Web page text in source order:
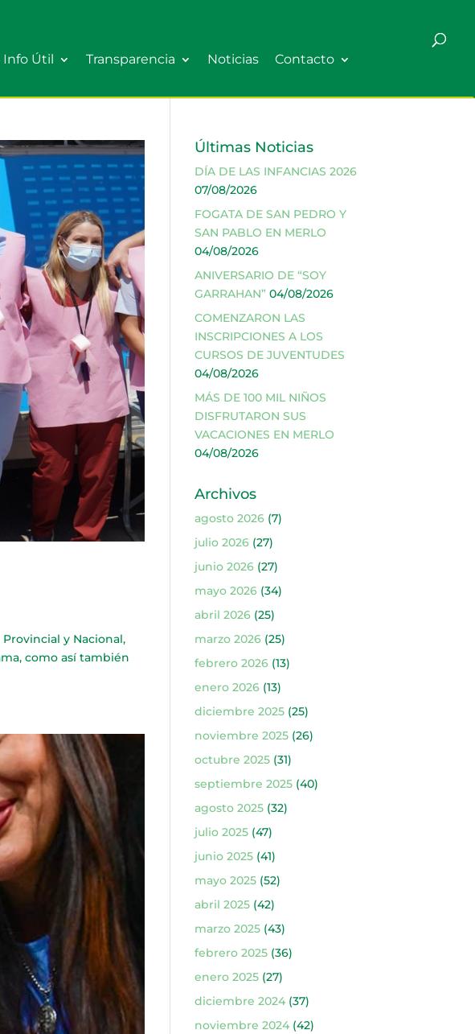
Info Útil Transparencia Noticias Contacto
Provincial y Nacional,
como así también
Últimas Noticias
DÍA DE LAS INFANCIAS 2026
07/08/2026
FOGATA DE SAN PEDRO Y
SAN PABLO EN MERLO
04/08/2026
ANIVERSARIO DE “SOY
GARRAHAN” 04/08/2026
COMENZARON LAS
INSCRIPCIONES A LOS
CURSOS DE JUVENTUDES
04/08/2026
MÁS DE 100 MIL NIÑOS
DISFRUTARON SUS
VACACIONES EN MERLO
04/08/2026
Archivos
agosto 2026(7)
julio 2026(27)
junio 2026(27)
mayo 2026(34)
abril 2026(25)
marzo 2026(25)
febrero 2026(13)
enero 2026(13)
diciembre 2025(25)
noviembre 2025(26)
octubre 2025(31)
septiembre 2025(40)
agosto 2025(32)
julio 2025(47)
junio 2025(41)
mayo 2025(52)
abril 2025(42)
marzo 2025(43)
febrero 2025(36)
enero 2025(27)
diciembre 2024(37)
noviembre 2024(42)